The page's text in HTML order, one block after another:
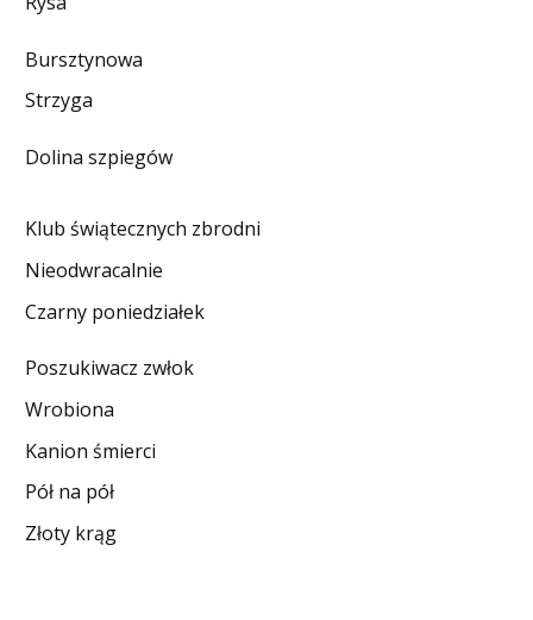
RECENZJE
DO CZYTANIA
KONTAKT
Bursztynowa
Strzyga
Dolina szpiegów
Klub świątecznych zbrodni
Nieodwracalnie
Czarny poniedziałek
Poszukiwacz zwłok
Wrobiona
Kanion śmierci
Pół na pół
Złoty krąg